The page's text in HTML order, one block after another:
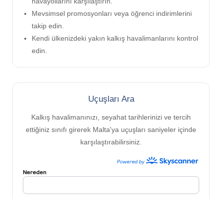
Mevsimsel promosyonları veya öğrenci indirimlerini
takip edin.
Kendi ülkenizdeki yakın kalkış havalimanlarını kontrol
edin.
Uçuşları Ara
Kalkış havalimanınızı, seyahat tarihlerinizi ve tercih
ettiğiniz sınıfı girerek Malta'ya uçuşları saniyeler içinde
karşılaştırabilirsiniz.